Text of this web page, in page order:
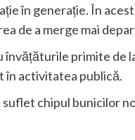
în generație. În
de a merge mai
primite de
în activitatea publică.
suflet chipul bunicilor